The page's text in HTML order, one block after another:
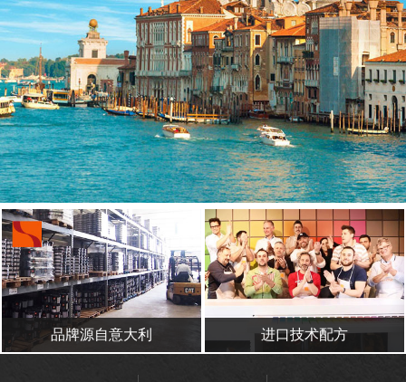
品牌源自意大利 进口技术配方